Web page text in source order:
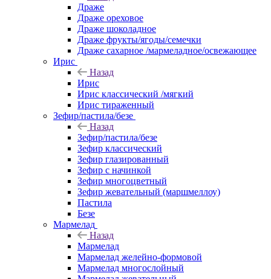
Драже
Драже ореховое
Драже шоколадное
Драже фрукты/ягоды/семечки
Драже сахарное /мармеладное/освежающее
Ирис
Назад
Ирис
Ирис классический /мягкий
Ирис тираженный
Зефир/пастила/безе
Назад
Зефир/пастила/безе
Зефир классический
Зефир глазированный
Зефир с начинкой
Зефир многоцветный
Зефир жевательный (маршмеллоу)
Пастила
Безе
Мармелад
Назад
Мармелад
Мармелад желейно-формовой
Мармелад многослойный